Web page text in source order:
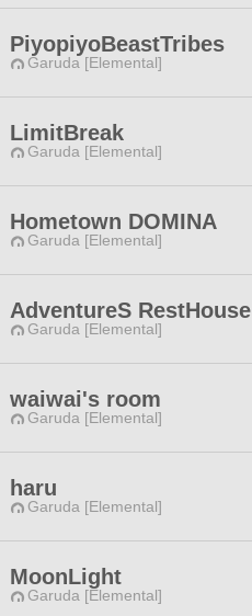
PiyopiyoBeastTribes
Garuda [Elemental]
LimitBreak
Garuda [Elemental]
Hometown DOMINA
Garuda [Elemental]
AdventureS RestHouse
Garuda [Elemental]
waiwai's room
Garuda [Elemental]
haru
Garuda [Elemental]
MoonLight
Garuda [Elemental]